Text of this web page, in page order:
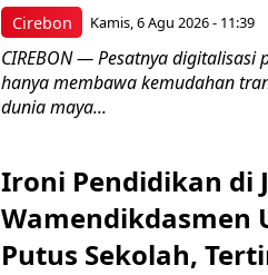
Cirebon Kamis, 6 Agu 2026 - 11:39
CIREBON — Pesatnya
hanya membawa kemudahan
dunia maya...
Ironi Pendidikan di
Wamendikdasmen
Putus Sekolah,